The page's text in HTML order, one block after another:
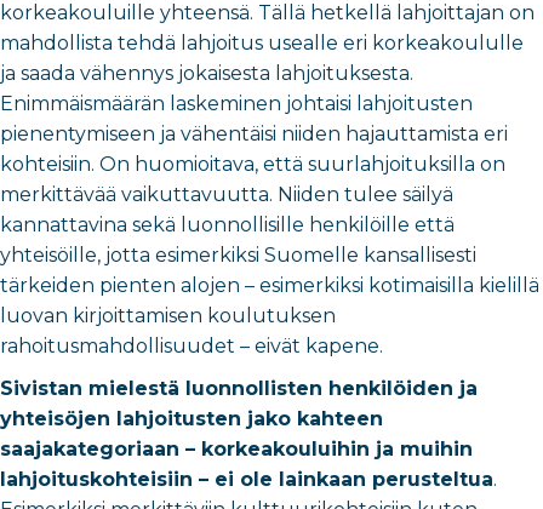
korkeakouluille yhteensä. Tällä hetkellä lahjoittajan on
mahdollista tehdä lahjoitus usealle eri korkeakoululle
ja saada vähennys jokaisesta lahjoituksesta.
Enimmäismäärän laskeminen johtaisi lahjoitusten
pienentymiseen ja vähentäisi niiden hajauttamista eri
kohteisiin. On huomioitava, että suurlahjoituksilla on
merkittävää vaikuttavuutta. Niiden tulee säilyä
kannattavina sekä luonnollisille henkilöille että
yhteisöille, jotta esimerkiksi Suomelle kansallisesti
tärkeiden pienten alojen – esimerkiksi kotimaisilla kielillä
luovan kirjoittamisen koulutuksen
rahoitusmahdollisuudet – eivät kapene.
Sivistan mielestä luonnollisten henkilöiden ja
yhteisöjen lahjoitusten jako kahteen
saajakategoriaan – korkeakouluihin ja muihin
lahjoituskohteisiin – ei ole lainkaan perusteltua.